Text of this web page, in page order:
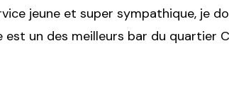
jeune et super sympathique, je
est un des meilleurs bar du quartier